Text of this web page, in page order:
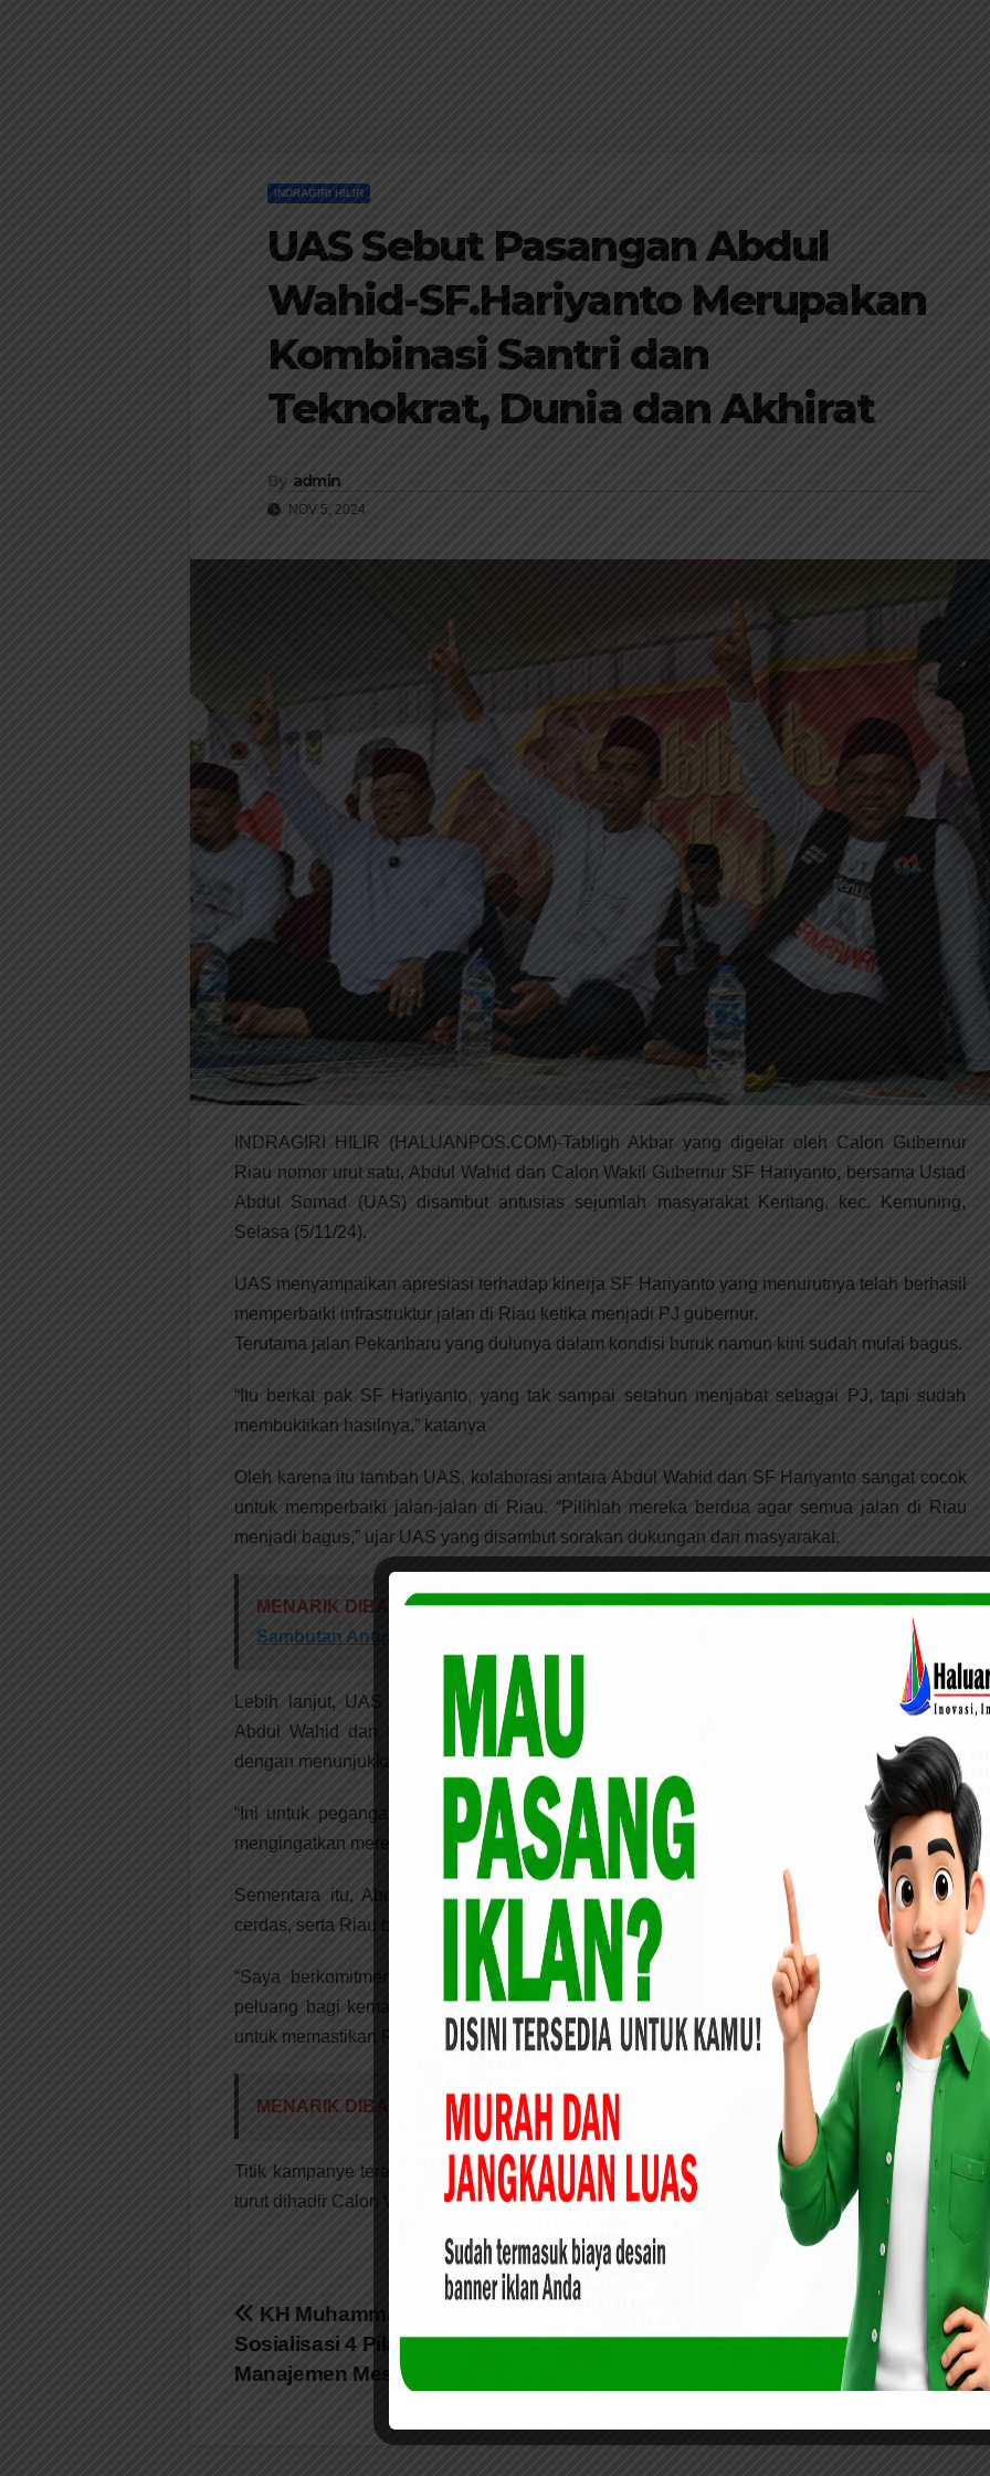
INDRAGIRI HILIR
UAS Sebut Pasangan Abdul
Wahid-SF.Hariyanto Merupakan
Kombinasi Santri dan
Teknokrat, Dunia dan Akhirat
By admin
NOV 5, 2024
INDRAGIRI HILIR (HALUANPOS.COM)-Tabligh Akbar yang digelar oleh Calon Gubernur
Riau nomor urut satu, Abdul Wahid dan Calon Wakil Gubernur SF Hariyanto, bersama Ustad
Abdul Somad (UAS) disambut antusias sejumlah masyarakat Keritang, kec. Kemuning,
Selasa (5/11/24).
UAS menyampaikan apresiasi terhadap kinerja SF Hariyanto yang menurutnya telah berhasil
memperbaiki infrastruktur jalan di Riau ketika menjadi PJ gubernur.
Terutama jalan Pekanbaru yang dulunya dalam kondisi buruk namun kini sudah mulai bagus.
“Itu berkat pak SF Hariyanto, yang tak sampai setahun menjabat sebagai PJ, tapi sudah
membuktikan hasilnya,” katanya
Oleh karena itu tambah UAS, kolaborasi antara Abdul Wahid dan SF Hariyanto sangat cocok
untuk memperbaiki jalan-jalan di Riau. “Pilihlah mereka berdua agar semua jalan di Riau
menjadi bagus,” ujar UAS yang disambut sorakan dukungan dari masyarakat.
MENARIK DIBACA: Kampanye di Indragiri Hilir, Cagubri Abdul Wahid Mendapat
Sambutan Antusias Warga
Lebih lanjut, UAS juga menegaskan komitmennya untuk mengawasi dan mengingatkan
Abdul Wahid dan SF Hariyanto jika terpilih sebagai Gubernur dan Wakil Gubernur Riau
dengan menunjukkan kertas kesepakatannya.
“Ini untuk pegangan kita semua, jika mereka berdua menjadi gubernur, saya akan selalu
mengingatkan mereka untuk menepati janji-janji mereka,” ujar UAS.
Sementara itu, Abdul Wahid dalam orasinya menuturkan visi misinya, Riau sehat, Riau
cerdas, serta Riau beragamis dan budaya Melayu di hadapan masyarakat Keritang.
“Saya berkomitmen untuk memajukan Riau, memperbaiki infrastruktur, dan menciptakan
peluang bagi kemajuan daerah kita. Bersama SF Hariyanto, kita akan terus bekerja keras
untuk memastikan Riau lebih maju,” tegas Abdul Wahid.
MENARIK DIBACA: H. Ferryandi siap bertarung di Pilkada 2024 yang akan datang
Titik kampanye terakhir di Kabupaten Indragiri Hilir yang berlangsung selama dua hari juga
turut dihadir Calon Wakil Gubernur SF. Hariyanto.. Rls
Navigasi
pos
Luar Biasa, Warga Pengalihan
Tumpah Ruah Sambut Kehadiran
Abdul Wahid
KH Muhammad Mursyid Gelar
Sosialisasi 4 Pilar dan Pelatihan
Manajemen Mesjid di Indragiri Hilir